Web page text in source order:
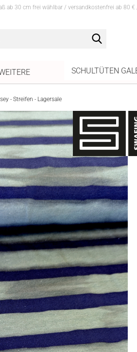
ab 30 cm frei wählbar / versandkostenfrei ab 80
SCHULTÜTEN
- Streifen - Lagersale